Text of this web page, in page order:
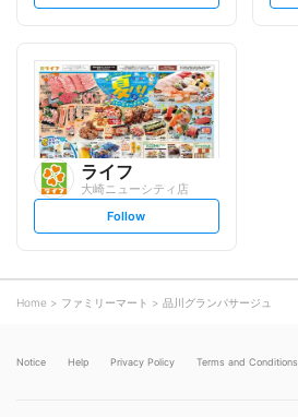
l
o
w
ライフ
大崎ニューシティ店
s
l
o
Follow
Home ファミリーマート 品川グランパサージュ
Notice Help Privacy Policy Terms and Conditions